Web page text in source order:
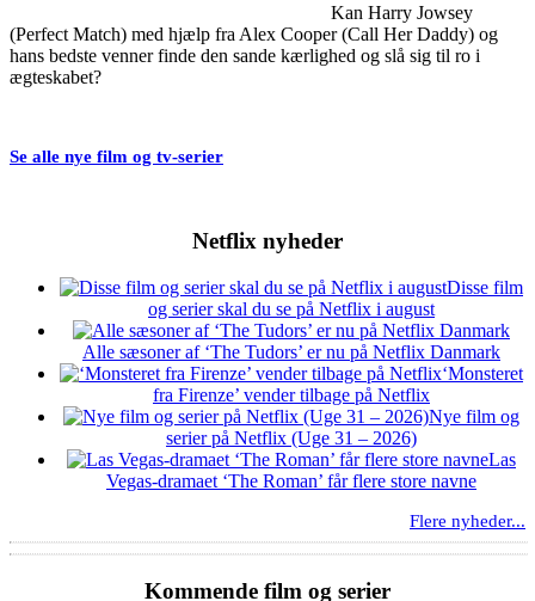
Kan Harry Jowsey
(Perfect Match) med hjælp fra Alex Cooper (Call Her Daddy) og
hans bedste venner finde den sande kærlighed og slå sig til ro i
ægteskabet?
Se alle nye film og tv-serier
Netflix nyheder
Disse film
og serier skal du se på Netflix i august
Alle sæsoner af ‘The Tudors’ er nu på Netflix Danmark
‘Monsteret
fra Firenze’ vender tilbage på Netflix
Nye film og
serier på Netflix (Uge 31 – 2026)
Las
Vegas-dramaet ‘The Roman’ får flere store navne
Flere nyheder...
Kommende film og serier